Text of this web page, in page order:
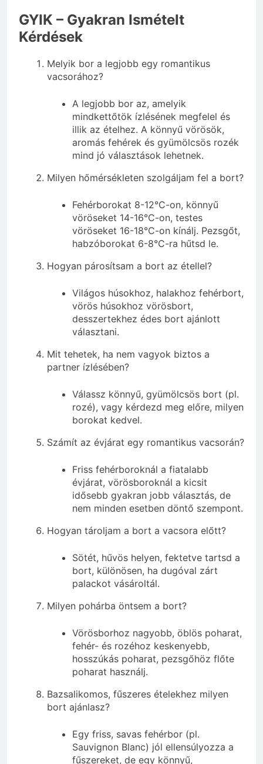
GYIK – Gyakran Ismételt
Kérdések
Melyik bor a legjobb egy romantikus
vacsorához?
A legjobb bor az, amelyik
mindkettőtök ízlésének megfelel és
illik az ételhez. A könnyű vörösök,
aromás fehérek és gyümölcsös rozék
mind jó választások lehetnek.
Milyen hőmérsékleten szolgáljam fel a bort?
Fehérborokat 8-12°C-on, könnyű
vöröseket 14-16°C-on, testes
vöröseket 16-18°C-on kínálj. Pezsgőt,
habzóborokat 6-8°C-ra hűtsd le.
Hogyan párosítsam a bort az étellel?
Világos húsokhoz, halakhoz fehérbort,
vörös húsokhoz vörösbort,
desszertekhez édes bort ajánlott
választani.
Mit tehetek, ha nem vagyok biztos a
partner ízlésében?
Válassz könnyű, gyümölcsös bort (pl.
rozé), vagy kérdezd meg előre, milyen
borokat kedvel.
Számít az évjárat egy romantikus vacsorán?
Friss fehérboroknál a fiatalabb
évjárat, vörösboroknál a kicsit
idősebb gyakran jobb választás, de
nem minden esetben döntő szempont.
Hogyan tároljam a bort a vacsora előtt?
Sötét, hűvös helyen, fektetve tartsd a
bort, különösen, ha dugóval zárt
palackot vásároltál.
Milyen pohárba öntsem a bort?
Vörösborhoz nagyobb, öblös poharat,
fehér- és rozéhoz keskenyebb,
hosszúkás poharat, pezsgőhöz flőte
poharat használj.
Bazsalikomos, fűszeres ételekhez milyen
bort ajánlasz?
Egy friss, savas fehérbor (pl.
Sauvignon Blanc) jól ellensúlyozza a
fűszereket, de egy könnyű,